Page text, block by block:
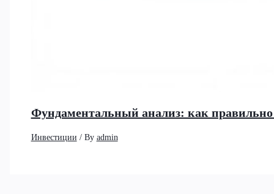
Фундаментальный анализ: как
Инвестиции / By admin